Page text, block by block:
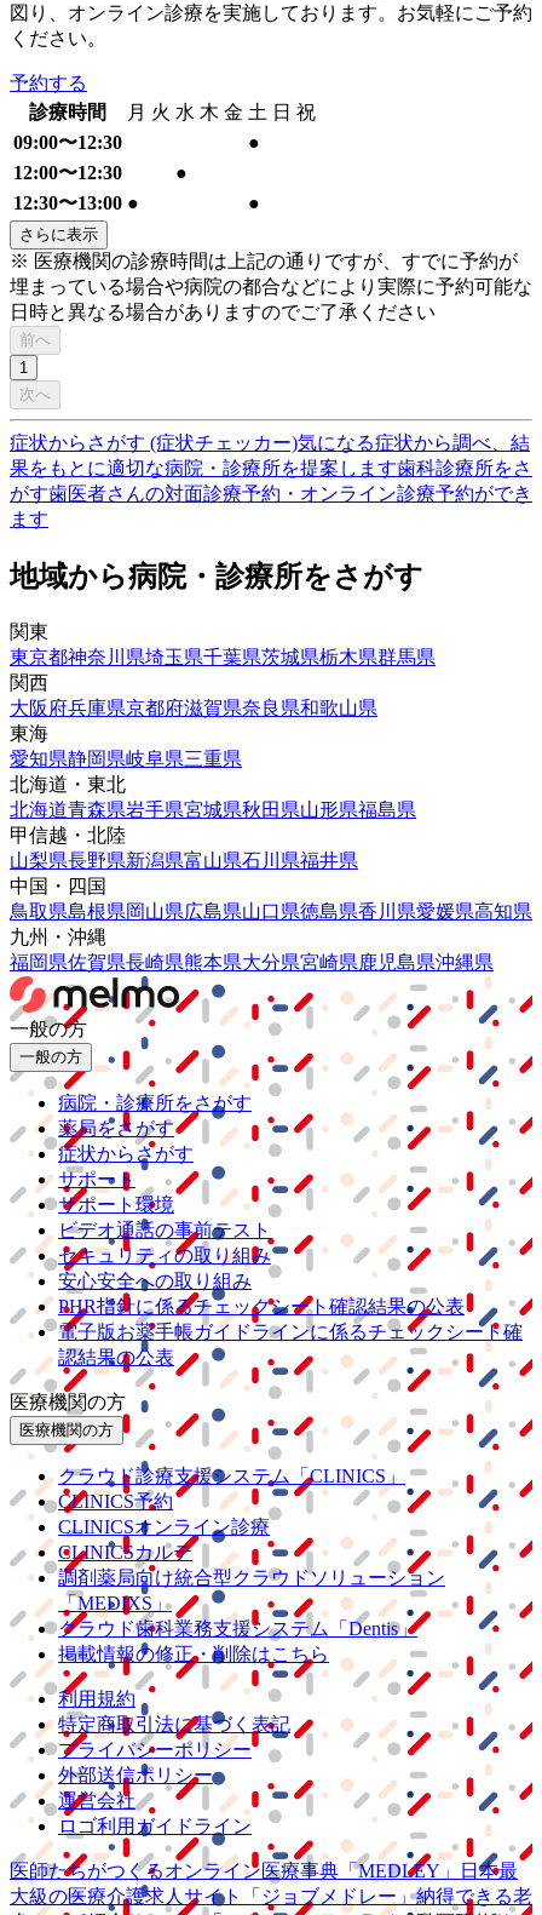
図り、オンライン診療を実施しております。お気軽にご予約
ください。
予約する
診療時間
月 火 水 木 金 土 日 祝
09:00〜12:30
●
12:00〜12:30
●
12:30〜13:00 ● ●
さらに表示
※ 医療機関の診療時間は上記の通りですが、すでに予約が
埋まっている場合や病院の都合などにより実際に予約可能な
日時と異なる場合がありますのでご了承ください
前へ
1
次へ
症状からさがす (症状チェッカー)気になる症状から調べ、結
果をもとに適切な病院・診療所を提案します歯科診療所をさ
がす歯医者さんの対面診療予約・オンライン診療予約ができ
ます
地域から病院・診療所をさがす
関東
東京都神奈川県埼玉県千葉県茨城県栃木県群馬県
関西
大阪府兵庫県京都府滋賀県奈良県和歌山県
東海
愛知県静岡県岐阜県三重県
北海道・東北
北海道青森県岩手県宮城県秋田県山形県福島県
甲信越・北陸
山梨県長野県新潟県富山県石川県福井県
中国・四国
鳥取県島根県岡山県広島県山口県徳島県香川県愛媛県高知県
九州・沖縄
福岡県佐賀県長崎県熊本県大分県宮崎県鹿児島県沖縄県
一般の方
一般の方
病院・診療所をさがす
薬局をさがす
症状からさがす
サポート
サポート環境
ビデオ通話の事前テスト
セキュリティの取り組み
安心安全への取り組み
PHR指針に係るチェックシート確認結果の公表
電子版お薬手帳ガイドラインに係るチェックシート確
認結果の公表
医療機関の方
医療機関の方
クラウド診療支援システム
「CLINICS」
CLINICS予約
CLINICSオンライン診療
CLINICSカルテ
調剤薬局向け統合型クラウドソリューション
「MEDIXS」
クラウド歯科業務支援システム
「Dentis」
掲載情報の修正・削除はこちら
利用規約
特定商取引法に基づく表記
プライバシーポリシー
外部送信ポリシー
運営会社
ロゴ利用ガイドライン
医師たちがつくるオンライン医療事典 「MEDLEY」
日本最
大級の医療介護求人サイト 「ジョブメドレー」納得できる老